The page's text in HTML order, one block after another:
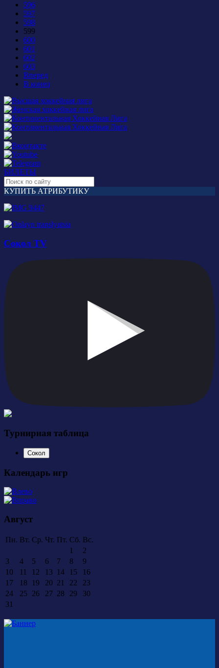
596
597
598
599
600
601
602
603
Вперед
В конец
БИЛЕТЫ
КУПИТЬ АТРИБУТИКУ
Сокол TV
Турнирная таблица
Сокол
Календарь игр
Август
Пн. Вт. Ср. Чт. Пт. Сб. Вс.
1
2
3
4 5 6 7 8
9
10
11 12 13 14 15
16
17
18 19 20 21 22
23
24
25 26 27 28 29
30
31